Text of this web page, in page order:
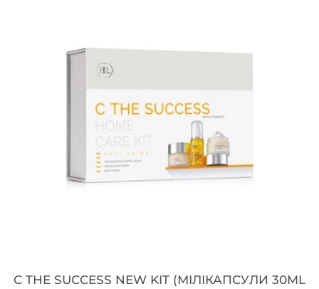
C THE SUCCESS NEW KIT (МІЛІКАПСУЛИ 30ML